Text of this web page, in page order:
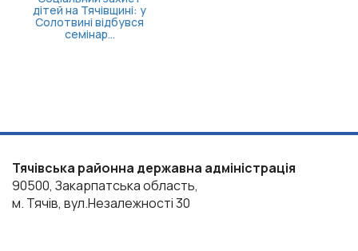
Тячівська районна державна адміністрація
90500, Закарпатська область,
м. Тячів, вул.Незалежності 30